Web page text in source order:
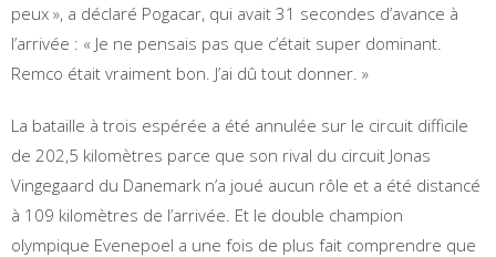
peux », a déclaré Pogacar, qui avait 31 secondes d’avance à
l’arrivée : « Je ne pensais pas que c’était super dominant.
Remco était vraiment bon. J’ai dû tout donner. »
La bataille à trois espérée a été annulée sur le circuit difficile
de 202,5 ​​kilomètres parce que son rival du circuit Jonas
Vingegaard du Danemark n’a joué aucun rôle et a été distancé
à 109 kilomètres de l’arrivée. Et le double champion
olympique Evenepoel a une fois de plus fait comprendre que